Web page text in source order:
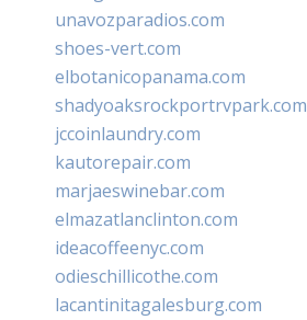
unavozparadios.com
shoes-vert.com
elbotanicopanama.com
shadyoaksrockportrvpark.com
jccoinlaundry.com
kautorepair.com
marjaeswinebar.com
elmazatlanclinton.com
ideacoffeenyc.com
odieschillicothe.com
lacantinitagalesburg.com